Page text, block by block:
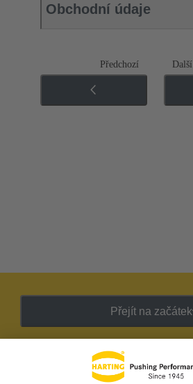
Obchodní údaje
Předchozí Další
Přejít na začátek
Zpravodaj HARTING